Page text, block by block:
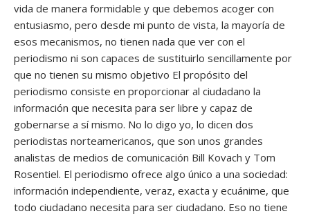
vida de manera formidable y que debemos acoger con
entusiasmo, pero desde mi punto de vista, la mayoría de
esos mecanismos, no tienen nada que ver con el
periodismo ni son capaces de sustituirlo sencillamente por
que no tienen su mismo objetivo El propósito del
periodismo consiste en proporcionar al ciudadano la
información que necesita para ser libre y capaz de
gobernarse a sí mismo. No lo digo yo, lo dicen dos
periodistas norteamericanos, que son unos grandes
analistas de medios de comunicación Bill Kovach y Tom
Rosentiel. El periodismo ofrece algo único a una sociedad:
información independiente, veraz, exacta y ecuánime, que
todo ciudadano necesita para ser ciudadano. Eso no tiene